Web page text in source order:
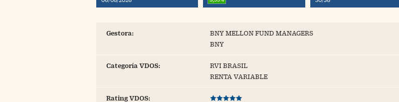
Blogs
Gestora:
BNY MELLON FUND MANAGERS
BNY
Categoría VDOS:
RVI BRASIL
RENTA VARIABLE
Rating VDOS: